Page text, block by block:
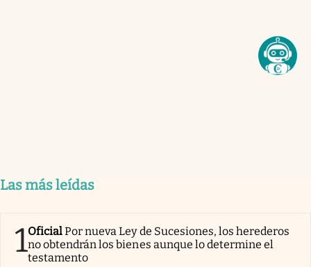
Las más leídas
1OficialPor nueva Ley de Sucesiones, los herederos
no obtendrán los bienes aunque lo determine el
testamento